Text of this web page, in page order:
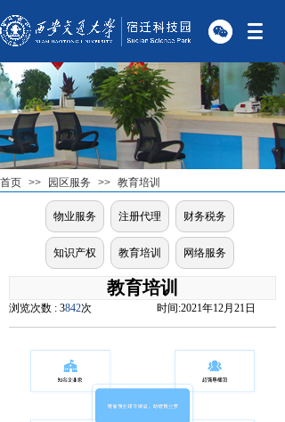
物业服务 注册代理 财务税务
知识产权 教育培训 网络服务
首页 >> 园区服务 >> 教育培训
浏览次数 : 3842次 时间:2021年12月21日
教育培训